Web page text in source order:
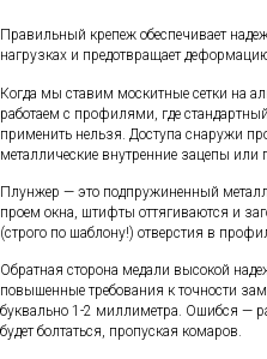
Правильный крепеж обеспечивает
нагрузках и предотвращает
Когда мы ставим москитные сетки на
работаем с профилями, где
применить нельзя. Доступа снаружи
металлические внутренние зацепы
Плунжер — это подпружиненный
проем окна, штифты оттягиваются и
(строго по шаблону!) отверстия в
Обратная сторона медали высокой
повышенные требования к точности
буквально 1-2 миллиметра. Ошибся —
будет болтаться, пропуская комаров.